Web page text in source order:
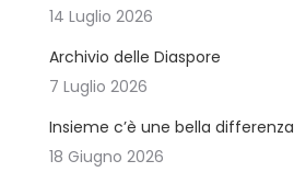
14 Luglio 2026
Archivio delle Diaspore
7 Luglio 2026
Insieme c’è une bella differenza
18 Giugno 2026